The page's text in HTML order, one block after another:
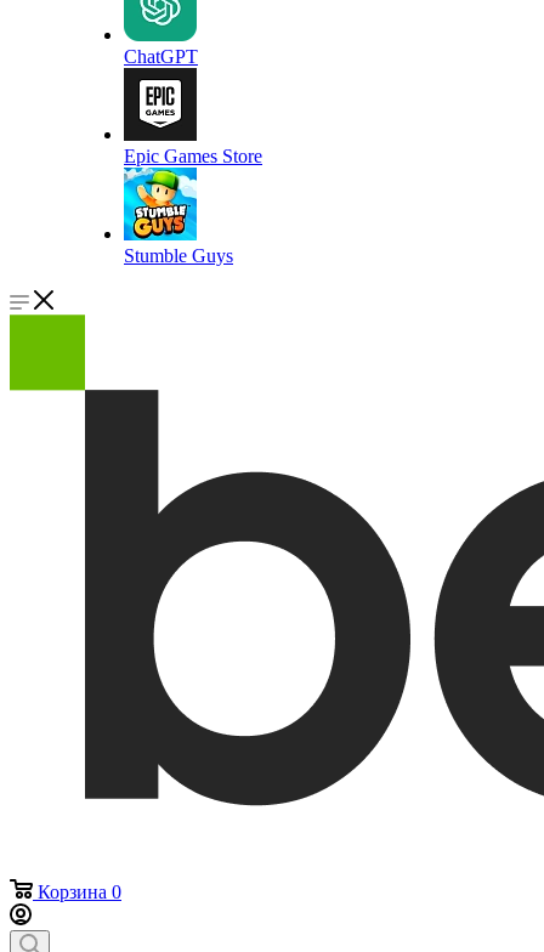
ChatGPT
Epic Games Store
Stumble Guys
Корзина 0